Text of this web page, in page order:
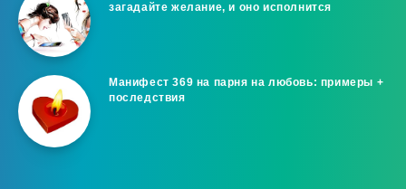
загадайте желание, и оно исполнится
Манифест 369 на парня на любовь: примеры +
последствия